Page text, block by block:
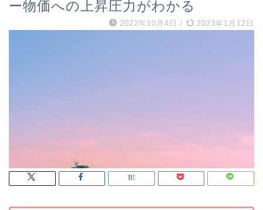
ー物価への上昇圧力がわかる
2022年10月4日 / 2023年1月12日